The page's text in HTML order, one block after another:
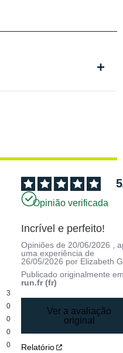
3
0
0
0
0
5
Opinião verificada
Incrível e perfeito!
Opiniões de 20/06/2026
,
uma experiência de
26/05/2026 por Elizabeth
Publicado originalmente
run.fr (fr)
Ver a avaliação
original
Relatório